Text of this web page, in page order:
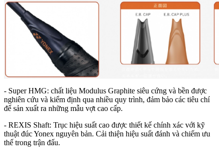
- Super HMG: chất liệu Modulus Graphite siêu cứng và bền được
nghiên cứu và kiểm định qua nhiều quy trình, đảm bảo các tiêu chí
để sản xuất ra những mẫu vợt cao cấp.
- REXIS Shaft: Trục hiệu suất cao được thiết kế chính xác với kỹ
thuật đúc Yonex nguyên bản. Cải thiện hiệu suất đánh và chiếm ưu
thế trong trận đấu.